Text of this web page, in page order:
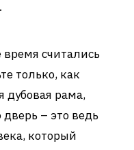
считались
только, как
дубовая рама,
– это ведь
который